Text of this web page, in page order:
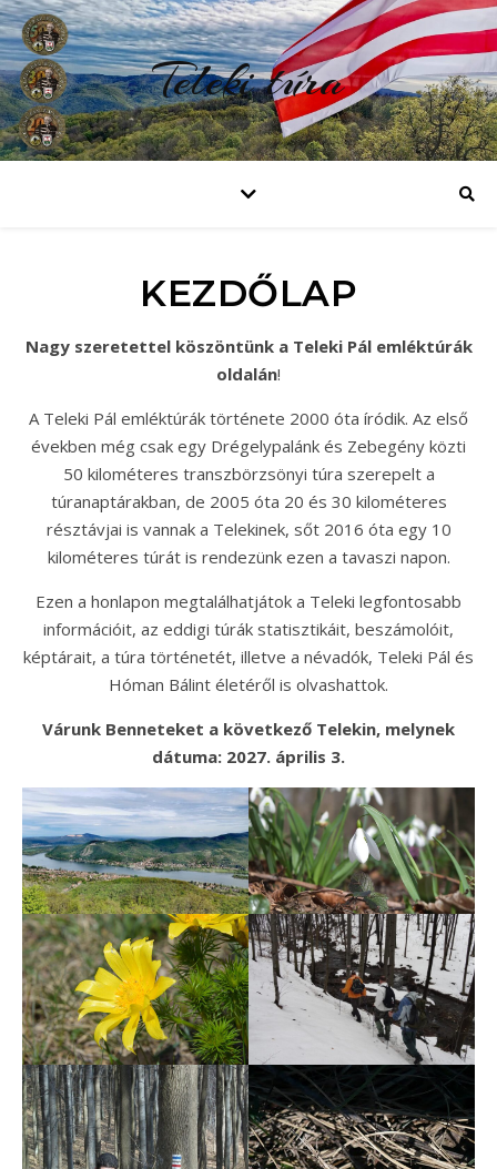
Teleki túra
KEZDŐLAP
Nagy szeretettel köszöntünk a Teleki Pál emléktúrák
oldalán!
A Teleki Pál emléktúrák története 2000 óta íródik. Az első
években még csak egy Drégelypalánk és Zebegény közti
50 kilométeres transzbörzsönyi túra szerepelt a
túranaptárakban, de 2005 óta 20 és 30 kilométeres
résztávjai is vannak a Telekinek, sőt 2016 óta egy 10
kilométeres túrát is rendezünk ezen a tavaszi napon.
Ezen a honlapon megtalálhatjátok a Teleki legfontosabb
információit, az eddigi túrák statisztikáit, beszámolóit,
képtárait, a túra történetét, illetve a névadók, Teleki Pál és
Hóman Bálint életéről is olvashattok.
Várunk Benneteket a következő Telekin, melynek
dátuma: 2027. április 3.